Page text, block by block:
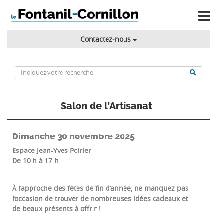
Contactez-nous
Salon de l’Artisanat
Dimanche 30 novembre 2025
Espace Jean-Yves Poirier
De 10 h à 17 h
À l’approche des fêtes de fin d’année, ne manquez pas
l’occasion de trouver de nombreuses idées cadeaux et
de beaux présents à offrir !